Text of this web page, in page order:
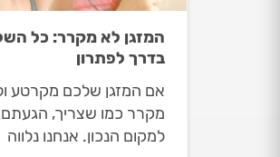
המזגן לא מקרר: כל
בדרך לפתרון
אם המזגן שלכם מקרטע
מקרר כמו שצריך, הגעתם
למקום הנכון. אנחנו נלווה